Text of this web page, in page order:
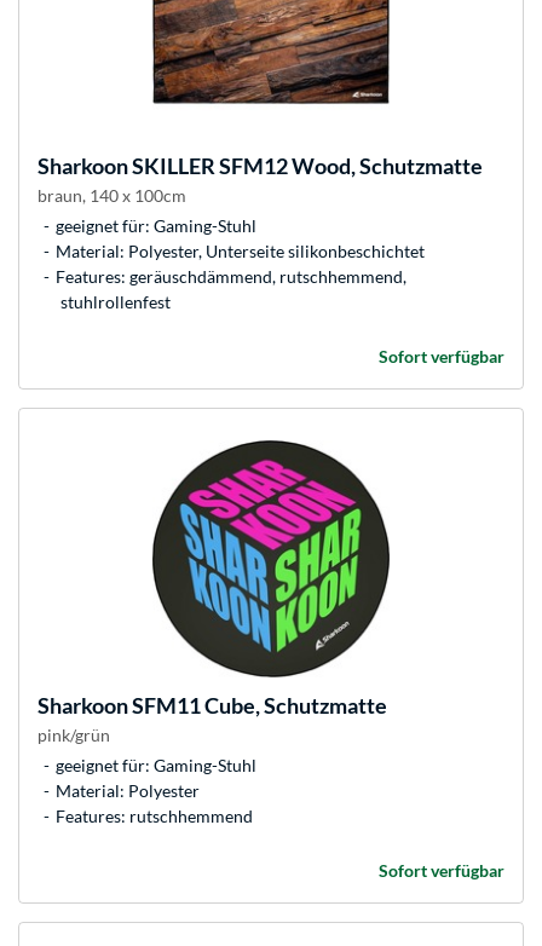
SharkoonSKILLER SFM12 Wood, Schutzmatte
braun, 140 x 100cm
geeignet für: Gaming-Stuhl
Material: Polyester, Unterseite silikonbeschichtet
Features: geräuschdämmend, rutschhemmend,
stuhlrollenfest
Sofort verfügbar
SharkoonSFM11 Cube, Schutzmatte
pink/grün
geeignet für: Gaming-Stuhl
Material: Polyester
Features: rutschhemmend
Sofort verfügbar